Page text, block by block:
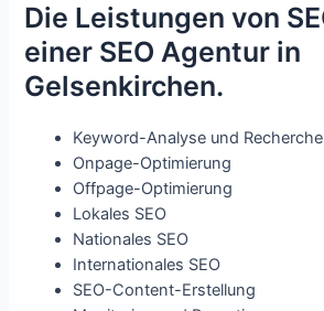
Die Leistungen von
einer SEO Agentur in
Gelsenkirchen.
Keyword-Analyse und Recherche
Onpage-Optimierung
Offpage-Optimierung
Lokales SEO
Nationales SEO
Internationales SEO
SEO-Content-Erstellung